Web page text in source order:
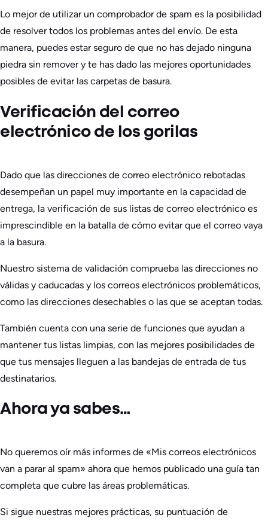
Lo mejor de utilizar un comprobador de spam es la posibilidad
de resolver todos los problemas antes del envío. De esta
manera, puedes estar seguro de que no has dejado ninguna
piedra sin remover y te has dado las mejores oportunidades
posibles de evitar las carpetas de basura.
Verificación del correo
electrónico de los gorilas
Dado que las direcciones de correo electrónico rebotadas
desempeñan un papel muy importante en la capacidad de
entrega, la verificación de sus listas de correo electrónico es
imprescindible en la batalla de cómo evitar que el correo vaya
a la basura.
Nuestro sistema de validación comprueba las direcciones no
válidas y caducadas y los correos electrónicos problemáticos,
como las direcciones desechables o las que se aceptan todas.
También cuenta con una serie de funciones que ayudan a
mantener tus listas limpias, con las mejores posibilidades de
que tus mensajes lleguen a las bandejas de entrada de tus
destinatarios.
Ahora ya sabes…
No queremos oír más informes de «Mis correos electrónicos
van a parar al spam» ahora que hemos publicado una guía tan
completa que cubre las áreas problemáticas.
Si sigue nuestras mejores prácticas, su puntuación de